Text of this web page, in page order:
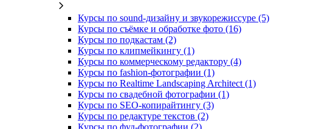
Курсы по sound-дизайну и звукорежиссуре (5)
Курсы по съёмке и обработке фото (16)
Курсы по подкастам (2)
Курсы по клипмейкингу (1)
Курсы по коммерческому редактору (4)
Курсы по fashion-фотографии (1)
Курсы по Realtime Landscaping Architect (1)
Курсы по свадебной фотографии (1)
Курсы по SEO-копирайтингу (3)
Курсы по редактуре текстов (2)